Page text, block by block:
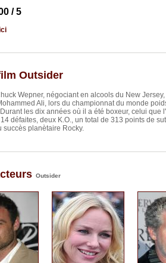
/ 5
Outsider
Wepner, négociant en alcools du New
Ali, lors du championnat du monde
les dix années où il a été boxeur, celui
défaites, deux K.O., un total de 313 points de
succès planètaire Rocky.
Outsider